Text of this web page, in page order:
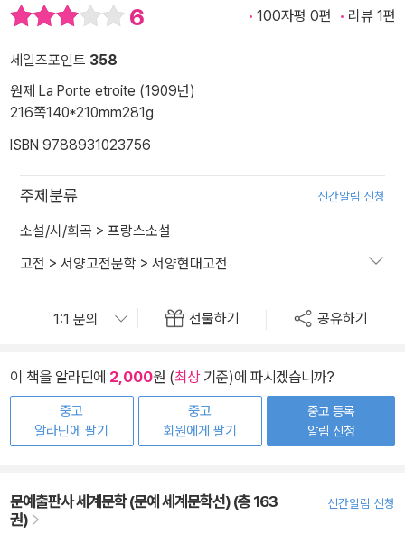
6 100자평 0편 리뷰 1편
세일즈포인트 358
원제 La Porte etroite (1909년)
216쪽140*210mm281g
ISBN 9788931023756
주제분류 신간알림 신청
소설/시/희곡 > 프랑스소설
고전 > 서양고전문학 > 서양현대고전
선물하기 공유하기
이 책을 알라딘에 2,000원 (최상기준)에 파시겠습니까?
중고
알라딘에 팔기
중고
회원에게 팔기
중고 등록
알림 신청
문예출판사 세계문학 (문예 세계문학선) (총 163
권)
신간알림 신청